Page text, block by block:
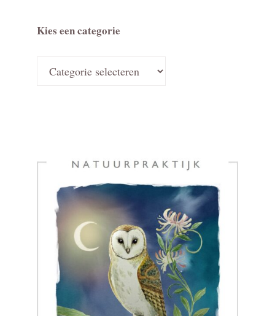
Kies een categorie
Kies